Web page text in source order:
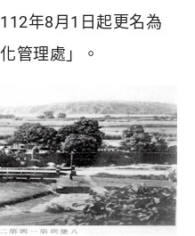
年8月1日起更名為
管理處」。